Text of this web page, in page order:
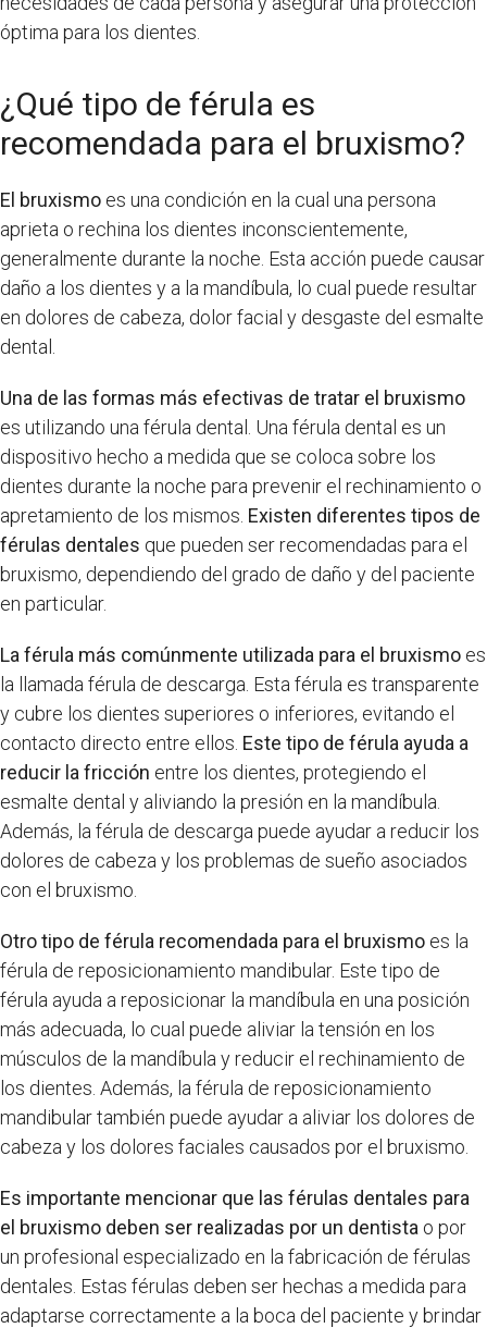
óptima para los dientes.
¿Qué tipo de férula es
recomendada para el bruxismo?
El bruxismo es una condición en la cual una persona
aprieta o rechina los dientes inconscientemente,
generalmente durante la noche. Esta acción puede causar
daño a los dientes y a la mandíbula, lo cual puede resultar
en dolores de cabeza, dolor facial y desgaste del esmalte
dental.
Una de las formas más efectivas de tratar el bruxismo
es utilizando una férula dental. Una férula dental es un
dispositivo hecho a medida que se coloca sobre los
dientes durante la noche para prevenir el rechinamiento o
apretamiento de los mismos. Existen diferentes tipos de
férulas dentales que pueden ser recomendadas para el
bruxismo, dependiendo del grado de daño y del paciente
en particular.
La férula más comúnmente utilizada para el bruxismo es
la llamada férula de descarga. Esta férula es transparente
y cubre los dientes superiores o inferiores, evitando el
contacto directo entre ellos. Este tipo de férula ayuda a
reducir la fricción entre los dientes, protegiendo el
esmalte dental y aliviando la presión en la mandíbula.
Además, la férula de descarga puede ayudar a reducir los
dolores de cabeza y los problemas de sueño asociados
con el bruxismo.
Otro tipo de férula recomendada para el bruxismo es la
férula de reposicionamiento mandibular. Este tipo de
férula ayuda a reposicionar la mandíbula en una posición
más adecuada, lo cual puede aliviar la tensión en los
músculos de la mandíbula y reducir el rechinamiento de
los dientes. Además, la férula de reposicionamiento
mandibular también puede ayudar a aliviar los dolores de
cabeza y los dolores faciales causados por el bruxismo.
Es importante mencionar que las férulas dentales para
el bruxismo deben ser realizadas por un dentista o por
un profesional especializado en la fabricación de férulas
dentales. Estas férulas deben ser hechas a medida para
adaptarse correctamente a la boca del paciente y brindar